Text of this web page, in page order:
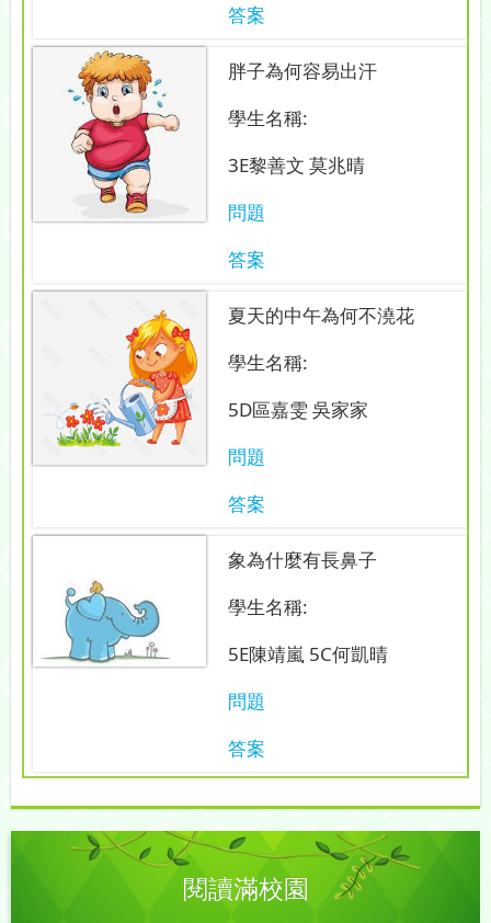
答案
胖子為何容易出汗
學生名稱:
3E黎善文 莫兆晴
問題
答案
夏天的中午為何不澆花
學生名稱:
5D區嘉雯 吳家家
問題
答案
象為什麼有長鼻子
學生名稱:
5E陳靖嵐 5C何凱晴
問題
答案
閱讀滿校園